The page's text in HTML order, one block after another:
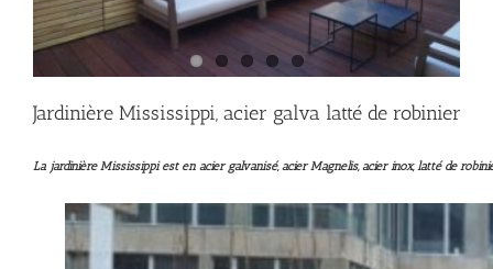
Jardinière Mississippi, acier galva latté de robinier
La jardinière Mississippi est en aciergalvanisé, acier Magnelis, acier inox, latté de